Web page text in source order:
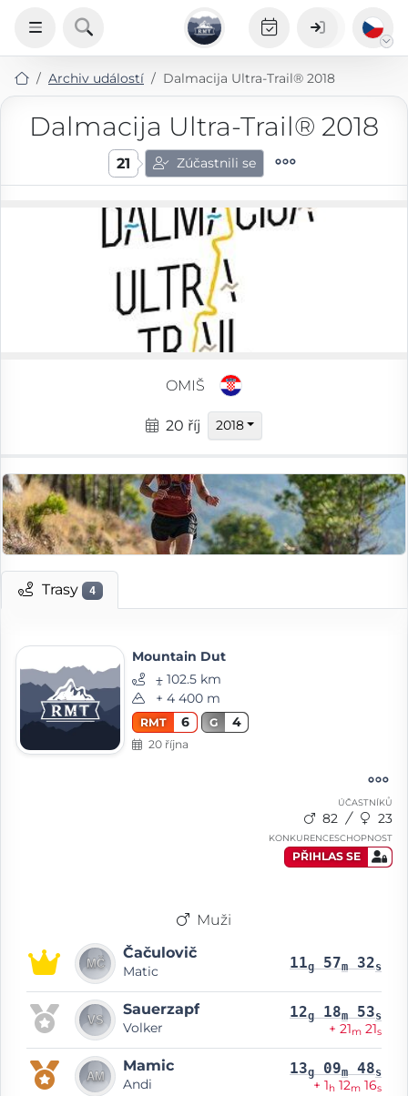
Archiv událostí Dalmacija Ultra-Trail® 2018
Dalmacija Ultra-Trail® 2018
21 Zúčastnili se
OMIŠ
20 říj 2018
Trasy 4
Mountain Dut
⨦ 102.5 km
+ 4 400 m
RMT 6 G 4
20 října
ÚČASTNÍKŮ
82 23
KONKURENCESCHOPNOST
PŘIHLAS SE
Muži
Čačulovič
Matic 11g 57m 32s
Sauerzapf
Volker
12g 18m 53s
+ 21m 21s
Mamic
Andi
13g 09m 48s
+ 1h 12m 16s